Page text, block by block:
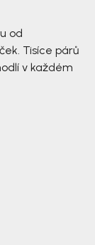
od
Tisíce párů
v každém